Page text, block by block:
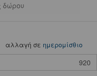
δώρου
αλλαγή σε ημερομίσθιο